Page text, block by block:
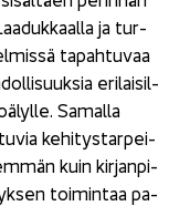
ja tur­
ta­pah­tu­vaa
eri­lai­sil­
Sa­mal­la
ke­hi­tys­tar­pei­
kuin kir­jan­pi­
toi­min­taa pa­